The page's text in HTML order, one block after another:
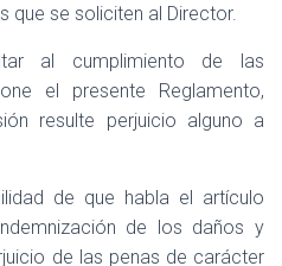
que se soliciten al Director.
al cumplimiento de las
el presente Reglamento,
resulte perjuicio alguno a
de que habla el artículo
de los daños y
de las penas de carácter